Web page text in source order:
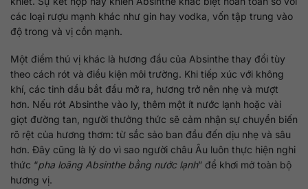
các loại rượu mạnh khác như gin hay vodka, vốn tập trung vào
độ trong và vị cồn mạnh.
Một điểm thú vị khác là hương đầu của Absinthe thay đổi tùy
theo cách rót và điều kiện môi trường. Khi tiếp xúc với không
khí, các tinh dầu bắt đầu mở ra, hương trở nên nhẹ và mượt
hơn. Nếu rót Absinthe vào ly, thêm một ít nước lạnh hoặc vài
giọt đường tan, người thưởng thức sẽ cảm nhận sự chuyển biến
rõ rệt của hương thơm: từ sắc sảo ban đầu đến dịu nhẹ và sâu
hơn. Đây cũng là lý do vì sao người châu Âu luôn thực hiện nghi
thức “pha loãng Absinthe bằng nước lạnh” để khơi mở toàn bộ
hương vị.